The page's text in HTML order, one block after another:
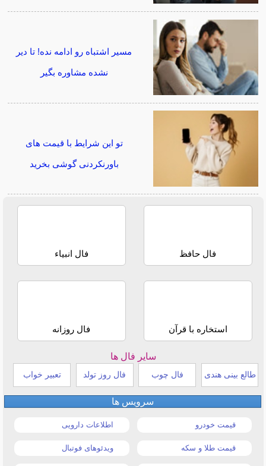
مسیر اشتباه رو ادامه نده! تا دیر
نشده مشاوره بگیر
تو این شرایط با قیمت های
باورنکردنی گوشی بخرید
فال حافظ فال انبیاء
استخاره با قرآن فال روزانه
سایر فال ها
طالع بینی هندی فال چوب فال روز تولد تعبیر خواب
سرویس ها
قیمت خودرو اطلاعات دارویی
قیمت طلا و سکه ویدئوهای فوتبال